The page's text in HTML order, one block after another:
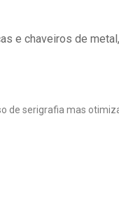
e chaveiros de
de serigrafia mas